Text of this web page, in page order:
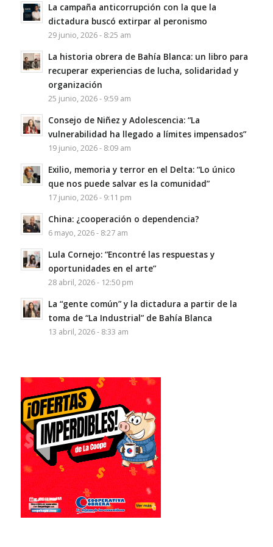
La campaña anticorrupción con la que la
dictadura buscó extirpar al peronismo
29 junio, 2026 - 8:25 am
La historia obrera de Bahía Blanca: un libro para
recuperar experiencias de lucha, solidaridad y
organización
25 junio, 2026 - 9:59 am
Consejo de Niñez y Adolescencia: “La
vulnerabilidad ha llegado a límites impensados”
19 junio, 2026 - 8:09 am
Exilio, memoria y terror en el Delta: “Lo único
que nos puede salvar es la comunidad”
17 junio, 2026 - 9:11 pm
China: ¿cooperación o dependencia?
6 mayo, 2026 - 8:27 am
Lula Cornejo: “Encontré las respuestas y
oportunidades en el arte”
28 abril, 2026 - 12:50 pm
La “gente común” y la dictadura a partir de la
toma de “La Industrial” de Bahía Blanca
13 abril, 2026 - 8:33 am